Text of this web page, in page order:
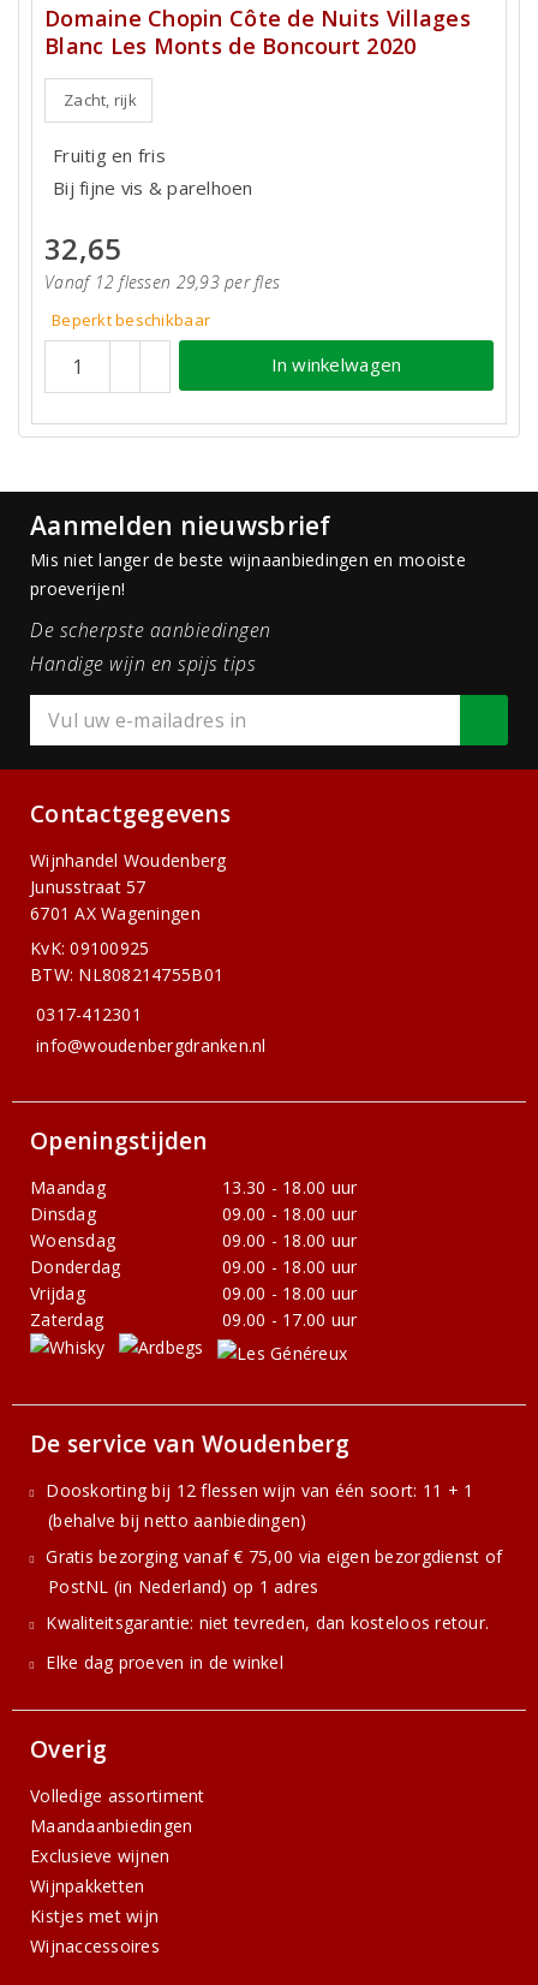
Domaine Chopin Côte de Nuits Villages
Blanc Les Monts de Boncourt 2020
Zacht, rijk
Fruitig en fris
Bij fijne vis & parelhoen
32,65
Vanaf 12 flessen 29,93 per fles
Beperkt beschikbaar
In winkelwagen
Aanmelden nieuwsbrief
Mis niet langer de beste wijnaanbiedingen en mooiste
proeverijen!
De scherpste aanbiedingen
Handige wijn en spijs tips
Contactgegevens
Wijnhandel Woudenberg
Junusstraat 57
6701 AX Wageningen
KvK: 09100925
BTW: NL808214755B01
0317-412301
info@woudenbergdranken.nl
Openingstijden
Maandag
13.30 - 18.00 uur
Dinsdag
09.00 - 18.00 uur
Woensdag
09.00 - 18.00 uur
Donderdag
09.00 - 18.00 uur
Vrijdag
09.00 - 18.00 uur
Zaterdag
09.00 - 17.00 uur
De service van Woudenberg
Dooskorting bij 12 flessen wijn van één soort: 11 + 1
(behalve bij netto aanbiedingen)
Gratis bezorging vanaf € 75,00 via eigen bezorgdienst of
PostNL (in Nederland) op 1 adres
Kwaliteitsgarantie: niet tevreden, dan kosteloos retour.
Elke dag proeven in de winkel
Overig
Volledige assortiment
Maandaanbiedingen
Exclusieve wijnen
Wijnpakketten
Kistjes met wijn
Wijnaccessoires